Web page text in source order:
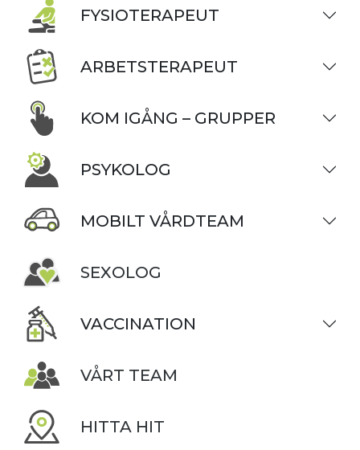
FYSIOTERAPEUT
ARBETSTERAPEUT
KOM IGÅNG – GRUPPER
PSYKOLOG
MOBILT VÅRDTEAM
SEXOLOG
VACCINATION
VÅRT TEAM
HITTA HIT